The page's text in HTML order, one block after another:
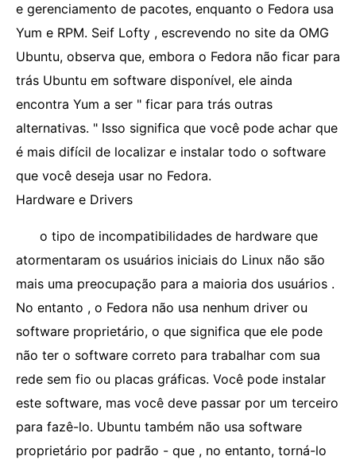
e gerenciamento de pacotes, enquanto o Fedora usa
Yum e RPM. Seif Lofty , escrevendo no site da OMG
Ubuntu, observa que, embora o Fedora não ficar para
trás Ubuntu em software disponível, ele ainda
encontra Yum a ser " ficar para trás outras
alternativas. " Isso significa que você pode achar que
é mais difícil de localizar e instalar todo o software
que você deseja usar no Fedora.
Hardware e Drivers
o tipo de incompatibilidades de hardware que
atormentaram os usuários iniciais do Linux não são
mais uma preocupação para a maioria dos usuários .
No entanto , o Fedora não usa nenhum driver ou
software proprietário, o que significa que ele pode
não ter o software correto para trabalhar com sua
rede sem fio ou placas gráficas. Você pode instalar
este software, mas você deve passar por um terceiro
para fazê-lo. Ubuntu também não usa software
proprietário por padrão - que , no entanto, torná-lo